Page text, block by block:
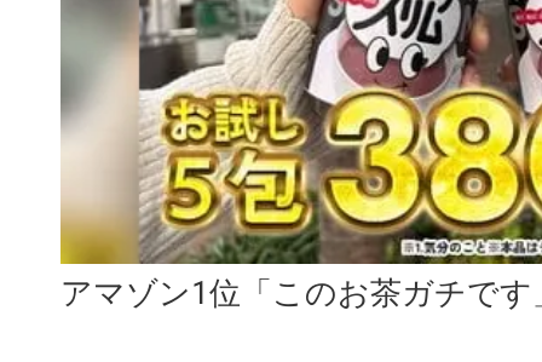
アマゾン1位「このお茶ガチです